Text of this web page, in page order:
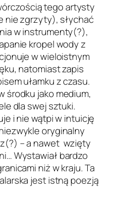
tego artysty
nie zgrzyty), słychać
w instrumenty(?),
kropel wody z
w wieloistnym
natomiast zapis
ułamku z czasu.
środku jako medium,
dla swej sztuki.
i nie wątpi w intuicję
oryginalny
– a nawet wzięty
Wystawiał bardzo
niż w kraju. Ta
jest istną poezją